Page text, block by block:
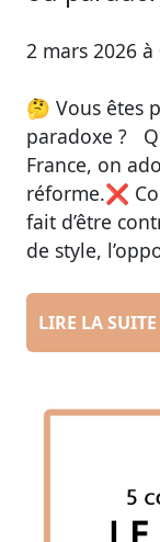
2 mars 2026 à
🤔 Vous êtes
paradoxe ?
France, on
réforme.❌
fait d’être
de style,
LIRE LA SUITE